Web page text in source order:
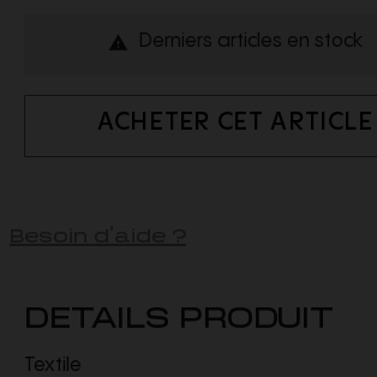
 Derniers articles en stock
ACHETER CET ARTICLE
DETAILS PRODUIT
Textile